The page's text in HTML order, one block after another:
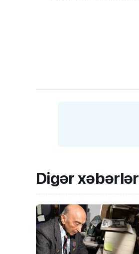
Digər xəbərlər